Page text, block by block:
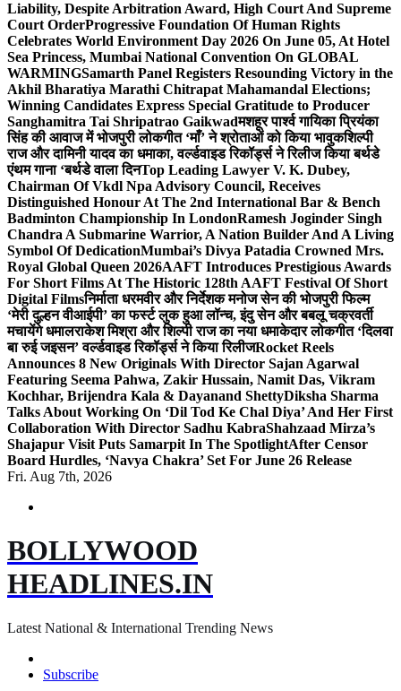
Liability, Despite Arbitration Award, High Court And Supreme
Court OrderProgressive Foundation Of Human Rights
Celebrates World Environment Day 2026 On June 05, At Hotel
Sea Princess, Mumbai National Convention On GLOBAL
WARMINGSamarth Panel Registers Resounding Victory in the
Akhil Bharatiya Marathi Chitrapat Mahamandal Elections;
Winning Candidates Express Special Gratitude to Producer
Sanghamitra Tai Shripatrao Gaikwadमशहूर पार्श्व गायिका प्रियंका
सिंह की आवाज में भोजपुरी लोकगीत ‘माँ’ ने श्रोताओं को किया भावुकशिल्पी
राज और दामिनी यादव का धमाका, वर्ल्डवाइड रिकॉर्ड्स ने रिलीज किया बर्थडे
एंथम गाना ‘बर्थडे वाला दिनTop Leading Lawyer V. K. Dubey,
Chairman Of Vkdl Npa Advisory Council, Receives
Distinguished Honour At The 2nd International Bar & Bench
Badminton Championship In LondonRamesh Joginder Singh
Chandra A Submarine Warrior, A Nation Builder And A Living
Symbol Of DedicationMumbai’s Divya Patadia Crowned Mrs.
Royal Global Queen 2026AAFT Introduces Prestigious Awards
For Short Films At The Historic 128th AAFT Festival Of Short
Digital Filmsनिर्माता धरमवीर और निर्देशक मनोज सेन की भोजपुरी फिल्म
‘मेरी दुल्हन वीआईपी’ का फर्स्ट लुक हुआ लॉन्च, इंदु सेन और बबलू चक्रवर्ती
मचायेंगे धमालराकेश मिश्रा और शिल्पी राज का नया धमाकेदार लोकगीत ‘दिलवा
बा रुई जइसन’ वर्ल्डवाइड रिकॉर्ड्स ने किया रिलीजRocket Reels
Announces 8 New Originals With Director Sajan Agarwal
Featuring Seema Pahwa, Zakir Hussain, Namit Das, Vikram
Kochhar, Brijendra Kala & Dayanand ShettyDiksha Sharma
Talks About Working On ‘Dil Tod Ke Chal Diya’ And Her First
Collaboration With Director Sadhu KabraShahzaad Mirza’s
Shajapur Visit Puts Samarpit In The SpotlightAfter Censor
Board Hurdles, ‘Navya Chakra’ Set For June 26 Release
Fri. Aug 7th, 2026
BOLLYWOOD
HEADLINES.IN
Latest National & International Trending News
Subscribe